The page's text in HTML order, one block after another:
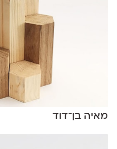
מאיה בן־דוד